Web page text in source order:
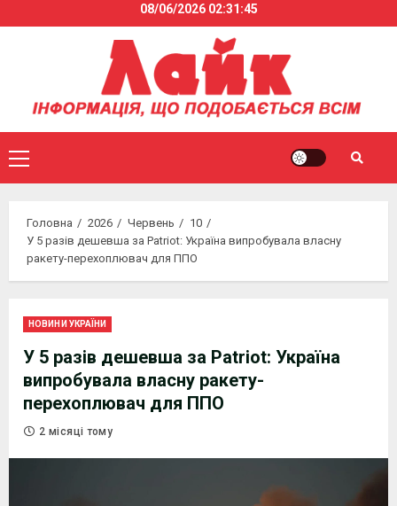
to
08/06/2026 02:31:46
Primary
Menu
Головна 2026 Червень
10
У 5 разів дешевша за Patriot: Україна випробувала власну
ракету-перехоплювач для ППО
НОВИНИ УКРАЇНИ
У 5 разів дешевша за Patriot: Україна
випробувала власну ракету-
перехоплювач для ППО
2 місяці тому